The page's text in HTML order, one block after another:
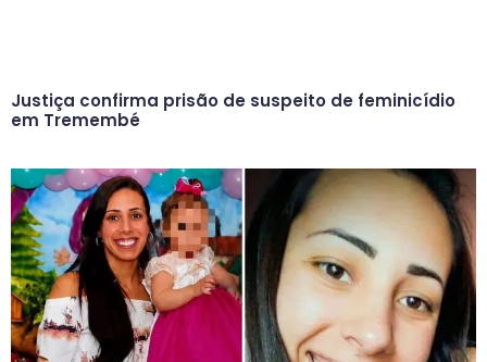
Justiça confirma prisão de suspeito de feminicídio
em Tremembé